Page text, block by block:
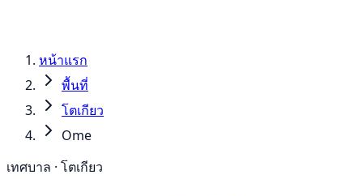
หน้าแรก
พื้นที่
โตเกียว
Ome
เทศบาล · โตเกียว